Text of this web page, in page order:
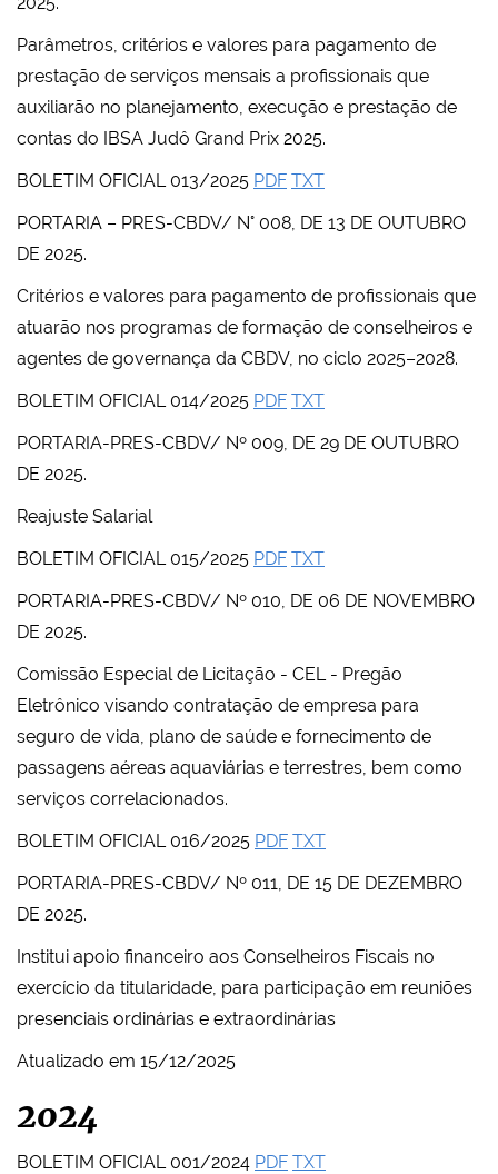
Parâmetros, critérios e valores para pagamento de
prestação de serviços mensais a profissionais que
auxiliarão no planejamento, execução e prestação de
contas do IBSA Judô Grand Prix 2025.
BOLETIM OFICIAL 013/2025 PDF TXT
PORTARIA – PRES-CBDV/ N° 008, DE 13 DE OUTUBRO
DE 2025.
Critérios e valores para pagamento de profissionais que
atuarão nos programas de formação de conselheiros e
agentes de governança da CBDV, no ciclo 2025–2028.
BOLETIM OFICIAL 014/2025 PDF TXT
PORTARIA-PRES-CBDV/ Nº 009, DE 29 DE OUTUBRO
DE 2025.
Reajuste Salarial
BOLETIM OFICIAL 015/2025 PDF TXT
PORTARIA-PRES-CBDV/ Nº 010, DE 06 DE NOVEMBRO
DE 2025.
Comissão Especial de Licitação - CEL - Pregão
Eletrônico visando contratação de empresa para
seguro de vida, plano de saúde e fornecimento de
passagens aéreas aquaviárias e terrestres, bem como
serviços correlacionados.
BOLETIM OFICIAL 016/2025 PDF TXT
PORTARIA-PRES-CBDV/ Nº 011, DE 15 DE DEZEMBRO
DE 2025.
Institui apoio financeiro aos Conselheiros Fiscais no
exercício da titularidade, para participação em reuniões
presenciais ordinárias e extraordinárias
Atualizado em 15/12/2025
2024
BOLETIM OFICIAL 001/2024 PDF TXT